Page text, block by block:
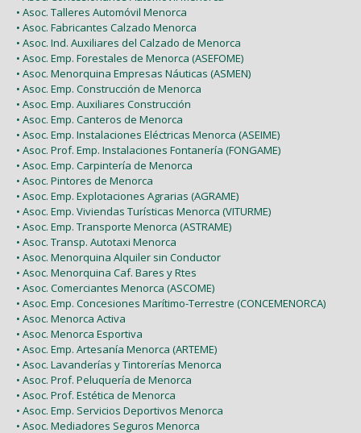
• Asoc. Talleres Automóvil Menorca
• Asoc. Fabricantes Calzado Menorca
• Asoc. Ind. Auxiliares del Calzado de Menorca
• Asoc. Emp. Forestales de Menorca (ASEFOME)
• Asoc. Menorquina Empresas Náuticas (ASMEN)
• Asoc. Emp. Construcción de Menorca
• Asoc. Emp. Auxiliares Construcción
• Asoc. Emp. Canteros de Menorca
• Asoc. Emp. Instalaciones Eléctricas Menorca (ASEIME)
• Asoc. Prof. Emp. Instalaciones Fontanería (FONGAME)
• Asoc. Emp. Carpintería de Menorca
• Asoc. Pintores de Menorca
• Asoc. Emp. Explotaciones Agrarias (AGRAME)
• Asoc. Emp. Viviendas Turísticas Menorca (VITURME)
• Asoc. Emp. Transporte Menorca (ASTRAME)
• Asoc. Transp. Autotaxi Menorca
• Asoc. Menorquina Alquiler sin Conductor
• Asoc. Menorquina Caf. Bares y Rtes
• Asoc. Comerciantes Menorca (ASCOME)
• Asoc. Emp. Concesiones Marítimo-Terrestre (CONCEMENORCA)
• Asoc. Menorca Activa
• Asoc. Menorca Esportiva
• Asoc. Emp. Artesanía Menorca (ARTEME)
• Asoc. Lavanderías y Tintorerías Menorca
• Asoc. Prof. Peluquería de Menorca
• Asoc. Prof. Estética de Menorca
• Asoc. Emp. Servicios Deportivos Menorca
• Asoc. Mediadores Seguros Menorca